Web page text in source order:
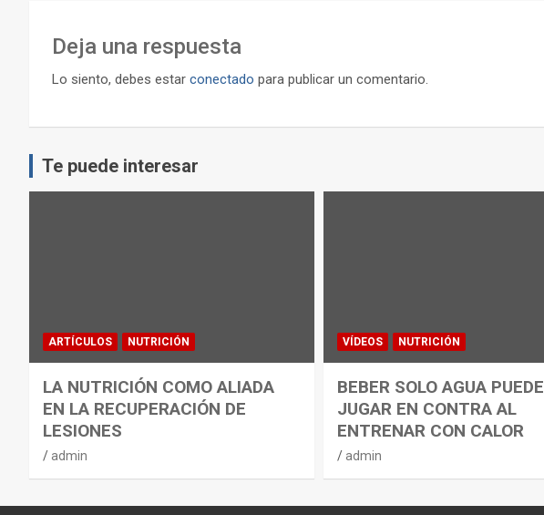
Deja una respuesta
Lo siento, debes estar conectado para publicar un comentario.
Te puede interesar
ARTÍCULOS NUTRICIÓN
LA NUTRICIÓN COMO ALIADA
EN LA RECUPERACIÓN DE
LESIONES
admin
VÍDEOS NUTRICIÓN
BEBER SOLO AGUA PUEDE
JUGAR EN CONTRA AL
ENTRENAR CON CALOR
admin